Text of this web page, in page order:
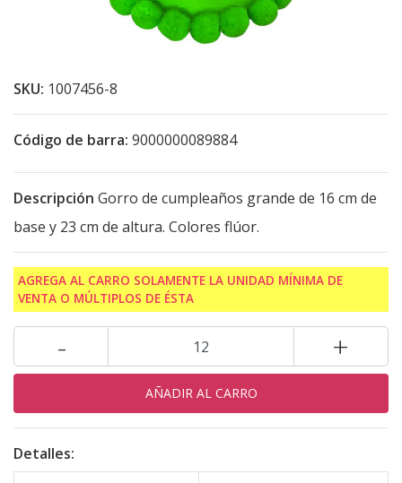
SKU: 1007456-8
Código de barra: 9000000089884
Descripción Gorro de cumpleaños grande de 16 cm de
base y 23 cm de altura. Colores flúor.
AGREGA AL CARRO SOLAMENTE LA UNIDAD MÍNIMA DE
VENTA O MÚLTIPLOS DE ÉSTA
+
-
Detalles: